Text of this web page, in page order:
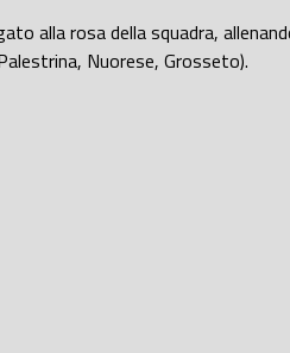
alla rosa della squadra,
Nuorese, Grosseto).